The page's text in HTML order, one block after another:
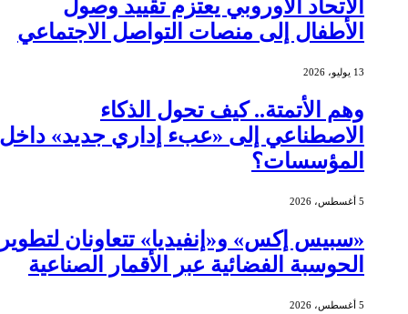
الاتحاد الأوروبي يعتزم تقييد وصول
الأطفال إلى منصات التواصل الاجتماعي
13 يوليو، 2026
وهم الأتمتة.. كيف تحول الذكاء
الاصطناعي إلى «عبء إداري جديد» داخل
المؤسسات؟
5 أغسطس، 2026
«سبيس إكس» و«إنفيديا» تتعاونان لتطوير
الحوسبة الفضائية عبر الأقمار الصناعية
5 أغسطس، 2026